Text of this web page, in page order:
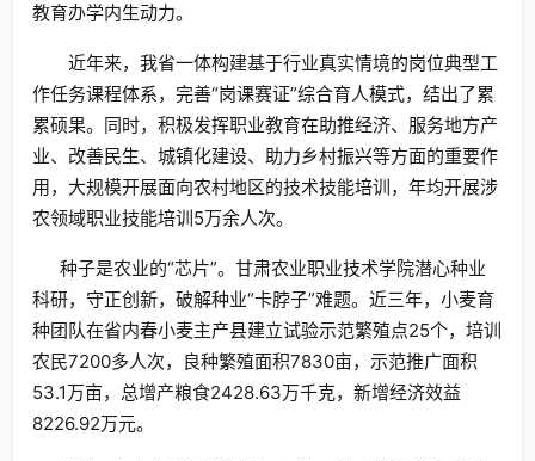
教育办学内生动力。
近年来，我省一体构建基于行业真实情境的岗位典型工
作任务课程体系，完善“岗课赛证”综合育人模式，结出了累
累硕果。同时，积极发挥职业教育在助推经济、服务地方产
业、改善民生、城镇化建设、助力乡村振兴等方面的重要作
用，大规模开展面向农村地区的技术技能培训，年均开展涉
农领域职业技能培训5万余人次。
种子是农业的“芯片”。甘肃农业职业技术学院潜心种业
科研，守正创新，破解种业“卡脖子”难题。近三年，小麦育
种团队在省内春小麦主产县建立试验示范繁殖点25个，培训
农民7200多人次，良种繁殖面积7830亩，示范推广面积
53.1万亩，总增产粮食2428.63万千克，新增经济效益
8226.92万元。